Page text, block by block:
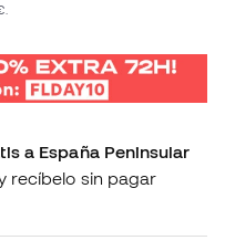
a España Peninsular
recíbelo sin pagar